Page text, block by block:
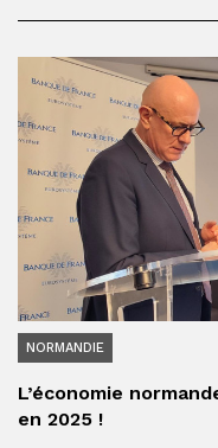
NORMANDIE
L’économie
en 2025 !